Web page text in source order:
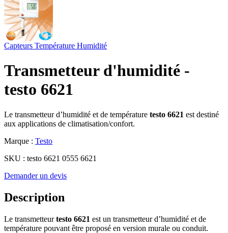
Capteurs Température Humidité
Transmetteur d'humidité -
testo 6621
Le transmetteur d’humidité et de température testo 6621 est destiné
aux applications de climatisation/confort.
Marque : Testo
SKU : testo 6621 0555 6621
Demander un devis
Description
Le transmetteurtesto 6621 est un transmetteur d’humidité et de
température pouvant être proposé en version murale ou conduit.